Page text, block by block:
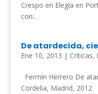
Crespo en Elegía en
con...
De atardecida,
Ene 10, 2013 | Críticas,
Fermín Herrero De
Cordelia, Madrid,